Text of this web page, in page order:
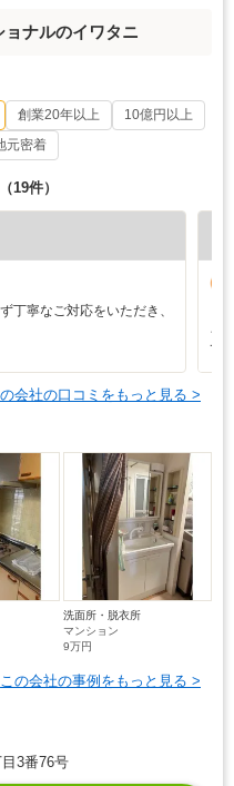
ナルのイワタニ
創業20年以上
10億円以上
元密着
（19件）
丁寧なご対応をいただき、
ろ
て
の会社の口コミをもっと見る >
洗面所・脱衣所
マンション
9万円
この会社の事例をもっと見る >
3番76号